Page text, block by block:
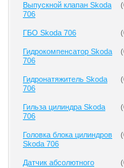
Выпускной клапан Skoda
706
(
ГБО Skoda 706 (
Гидрокомпенсатор Skoda
706
(
Гидронатяжитель Skoda
706
(
Гильза цилиндра Skoda
706
(
Головка блока цилиндров
Skoda 706
(
Датчик абсолютного
(